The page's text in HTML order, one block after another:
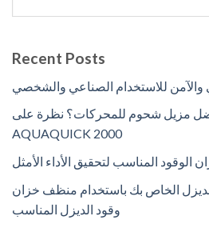
Recent Posts
للاستخدام الصناعي والشخصي
مزيل شحوم للمحركات؟ نظرة على
AQUAQUICK 2000
الوقود المناسب لتحقيق الأداء الأمثل
الخاص بك باستخدام منظف خزان
وقود الديزل المناسب